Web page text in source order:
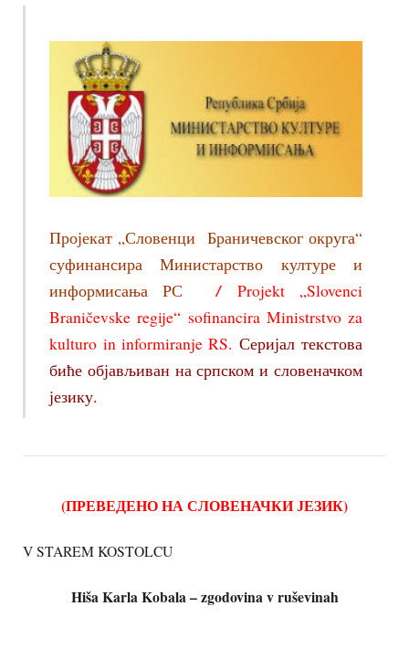
Пројекат „Словенци Браничевског округа“
суфинансира Министарство културе и
информисања РС
/ Projekt „Slovenci
Braničevske regije“ sofinancira Ministrstvo za
kulturo in informiranje RS.Серијал текстова
биће објављиван на српском и словеначком
језику.
(ПРЕВЕДЕНО НА СЛОВЕНАЧКИ ЈЕЗИК)
V STAREM KOSTOLCU
Hiša Karla Kobala – zgodovina v ruševinah